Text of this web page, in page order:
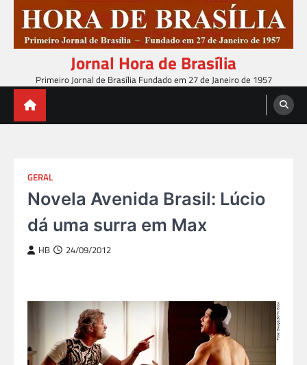
content
Jornal Hora de Brasília
Primeiro Jornal de Brasília Fundado em 27 de Janeiro de 1957
GERAL
Novela Avenida Brasil: Lúcio
dá uma surra em Max
HB 24/09/2012